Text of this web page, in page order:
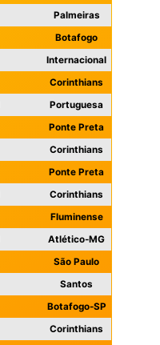
Palmeiras
Botafogo
Internacional
Corinthians
Portuguesa
Ponte Preta
Corinthians
Ponte Preta
Corinthians
Fluminense
Atlético-MG
São Paulo
Santos
Botafogo-SP
Corinthians